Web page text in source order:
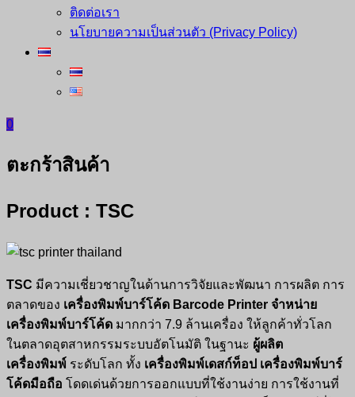
ติดต่อเรา
นโยบายความเป็นส่วนตัว (Privacy Policy)
0
ตะกร้าสินค้า
Product : TSC
TSC มีความเชี่ยวชาญในด้านการวิจัยและพัฒนา การผลิต การ
ตลาดของ เครื่องพิมพ์บาร์โค้ด Barcode Printer จำหน่าย
เครื่องพิมพ์บาร์โค้ด มากกว่า 7.9 ล้านเครื่อง ให้ลูกค้าทั่วโลก
ในตลาดอุตสาหกรรมระบบอัตโนมัติ ในฐานะ ผู้ผลิต
เครื่องพิมพ์ ระดับโลก ทั้ง เครื่องพิมพ์เดสก์ท็อป เครื่องพิมพ์บาร์
โค้ดมือถือ โดดเด่นด้วยการออกแบบที่ใช้งานง่าย การใช้งานที่